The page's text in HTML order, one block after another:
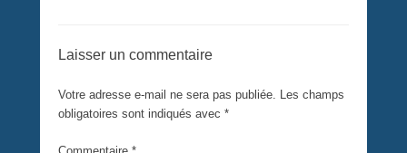
Laisser un commentaire
Votre adresse e-mail ne sera pas publiée.
Les champs
obligatoires sont indiqués avec *